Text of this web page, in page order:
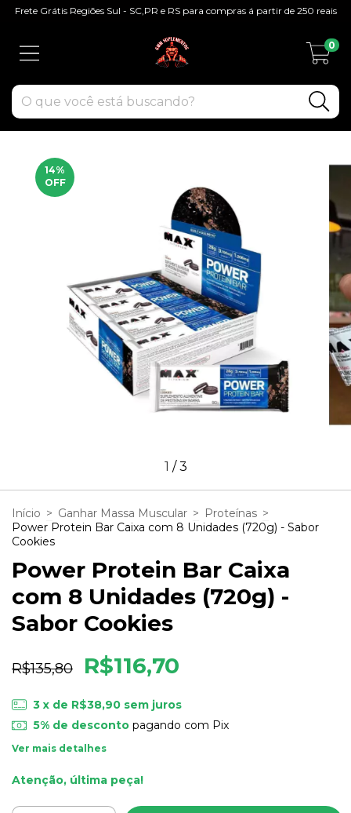
Frete Grátis Regiões Sul - SC,PR e RS para compras á partir de 250 reais
0
14%
OFF
1 /3
Início > Ganhar Massa Muscular > Proteínas >
Power Protein Bar Caixa com 8 Unidades (720g) - Sabor
Cookies
Power Protein Bar Caixa
com 8 Unidades (720g) -
Sabor Cookies
R$135,80 R$116,70
3 x de R$38,90 sem juros
5% de descontopagando com Pix
Ver mais detalhes
Atenção, última peça!